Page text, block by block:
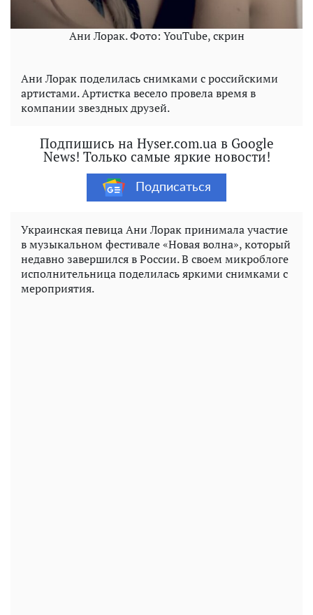
Ани Лорак. Фото: YouTube, скрин
Ани Лорак поделилась снимками с российскими
артистами. Артистка весело провела время в
компании звездных друзей.
Подпишись на Hyser.com.ua в Google
News! Только самые яркие новости!
Подписаться
Украинская певица Ани Лорак принимала участие
в музыкальном фестивале «Новая волна», который
недавно завершился в России. В своем микроблоге
исполнительница поделилась яркими снимками с
мероприятия.